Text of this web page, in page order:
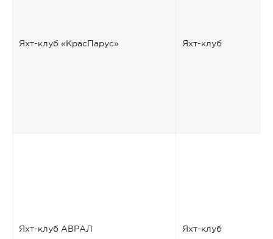
Яхт-клуб «КрасПарус» Яхт-клуб
Яхт-клуб АВРАЛ Яхт-клуб